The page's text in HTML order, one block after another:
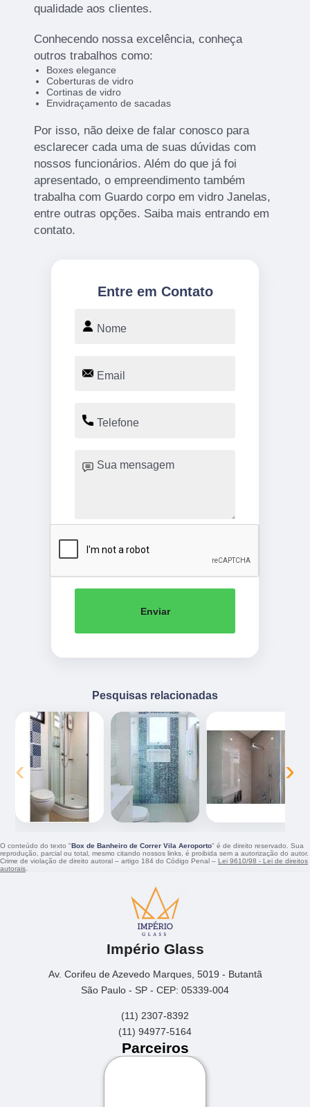
qualidade aos clientes.
Conhecendo nossa excelência, conheça
outros trabalhos como:
Boxes elegance
Coberturas de vidro
Cortinas de vidro
Envidraçamento de sacadas
Por isso, não deixe de falar conosco para
esclarecer cada uma de suas dúvidas com
nossos funcionários. Além do que já foi
apresentado, o empreendimento também
trabalha com Guardo corpo em vidro Janelas,
entre outras opções. Saiba mais entrando em
contato.
Entre em Contato
Enviar
Pesquisas relacionadas
‹ ›
O conteúdo do texto "Box de Banheiro de Correr Vila Aeroporto" é de direito reservado. Sua
reprodução, parcial ou total, mesmo citando nossos links, é proibida sem a autorização do autor.
Crime de violação de direito autoral – artigo 184 do Código Penal – Lei 9610/98 - Lei de direitos
autorais
Império Glass
Av. Corifeu de Azevedo Marques, 5019 - Butantã
São Paulo - SP - CEP: 05339-004
(11) 2307-8392
(11) 94977-5164
Parceiros